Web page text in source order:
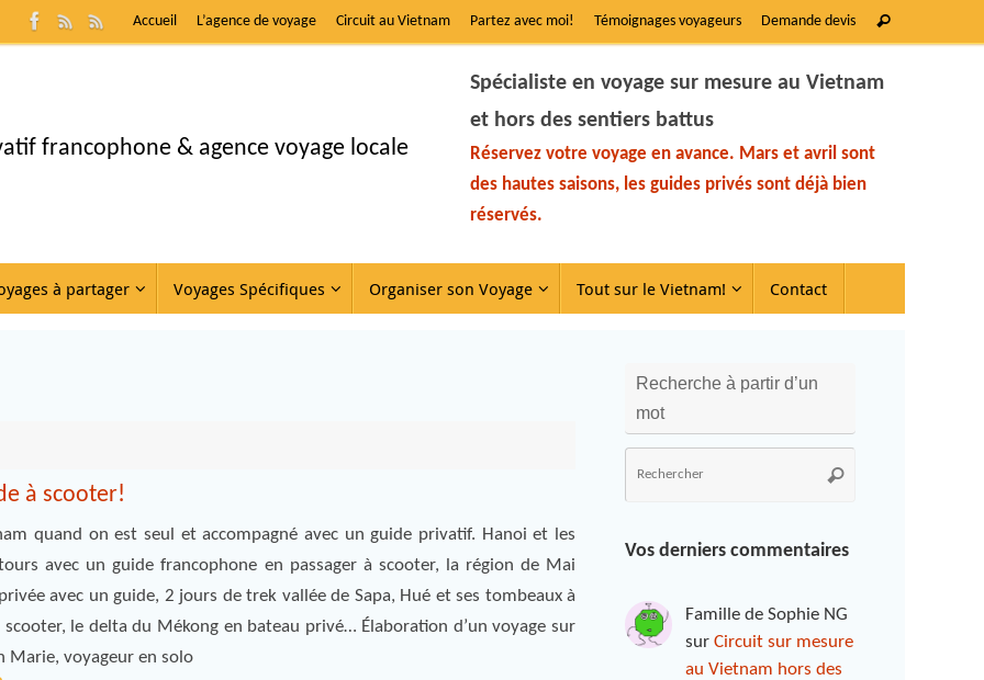
Accueil L’agence de voyage Circuit au Vietnam Partez avec moi! Témoignages voyageurs Demande devis
francophone & agence voyage locale
Spécialiste en voyage sur mesure au Vietnam
et hors des sentiers battus
Réservez votre voyage en avance. Mars et avril sont
des hautes saisons, les guides privés sont déjà bien
réservés.
à partager Voyages Spécifiques Organiser son Voyage Tout sur le Vietnam! Contact
à scooter!
quand on est seul et accompagné avec un guide privatif. Hanoi et les
avec un guide francophone en passager à scooter, la région de Mai
avec un guide, 2 jours de trek vallée de Sapa, Hué et ses tombeaux à
scooter, le delta du Mékong en bateau privé… Élaboration d’un voyage sur
Marie, voyageur en solo
Recherche à partir d’un
mot
Vos derniers commentaires
Famille de Sophie NG
surCircuit sur mesure
au Vietnam hors des